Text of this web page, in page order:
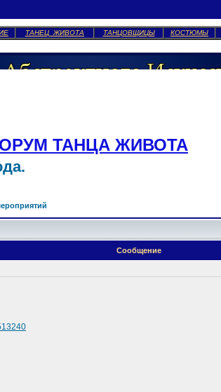
ТАНЕЦ ЖИВОТА ТАНЦОВЩИЦЫ КОСТЮМЫ
ТАНЦА ЖИВОТА
Сообщение